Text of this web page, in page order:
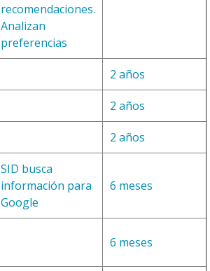
recomendaciones.
Analizan
preferencias
2 años
2 años
2 años
SID busca
información para
Google
6 meses
6 meses